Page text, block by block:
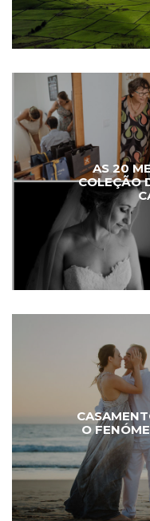
AS 20
COLEÇÃO
O